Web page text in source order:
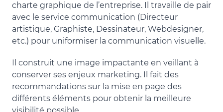
charte graphique de l’entreprise. Il travaille de pair
avec le service communication (Directeur
artistique, Graphiste, Dessinateur, Webdesigner,
etc.) pour uniformiser la communication visuelle.
Il construit une image impactante en veillant à
conserver ses enjeux marketing. Il fait des
recommandations sur la mise en page des
différents éléments pour obtenir la meilleure